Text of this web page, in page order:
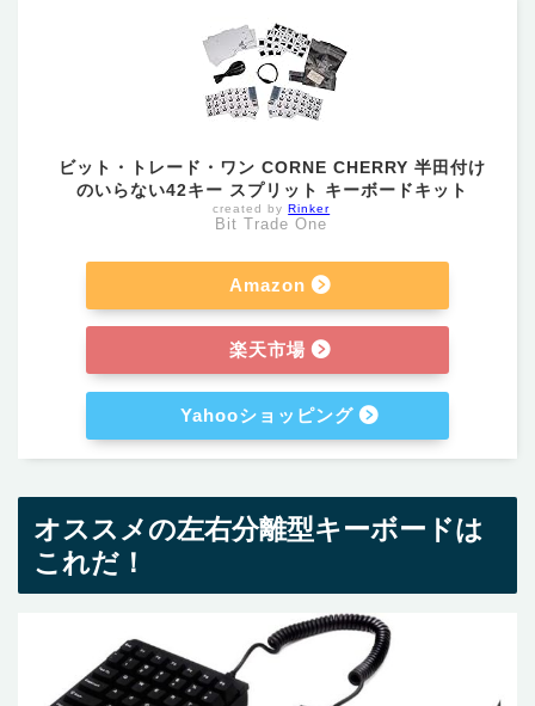
ビット・トレード・ワン CORNE CHERRY 半田付け
のいらない42キー スプリット キーボードキット
created byRinker
Bit Trade One
Amazon
楽天市場
Yahooショッピング
オススメの左右分離型キーボードは
これだ！